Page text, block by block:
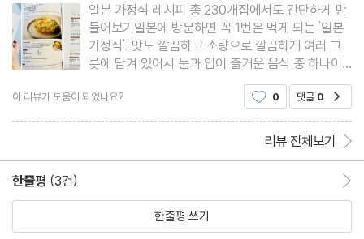
- 생선 구이를 위한 전채 채소 카탈로그
- 프라이팬 닭 구이
- 닭고기 치즈 구이
- 소고기 된장 절임 구이
- 일본식 로스트비프
- 달걀말이
- 다테마키
일본 가정식 레시피 총 230개집에서도 간단하게 만
들어보기일본에 방문하면 꼭 1번은 먹게 되는 '일본
가정식'. 맛도 깔끔하고 소량으로 깔끔하게 여러 그
릇에 담겨 있어서 눈과 입이 즐거운 음식 중 하나이
다. 일식 요리사이자 영양사인 노자키 히로미쓰는 저
명한 호텔에서 오랫동안 총주방장을 역임을 하면서
이 리뷰가 도움이 되었나요? 0 댓글 0
리뷰 전체보기
한줄평 (3건)
한줄평 쓰기